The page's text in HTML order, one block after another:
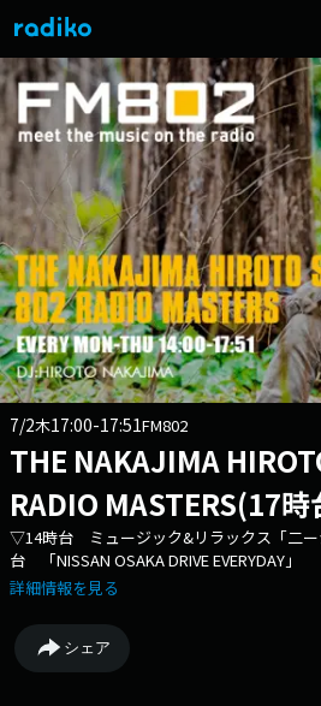
7/2木17:00-17:51FM802
THE NAKAJIMA
RADIO MASTERS(17時
▽14時台 ミュージック&リラックス「
台 「NISSAN OSAKA DRIVE
ラキ)」木曜日は、アルバム！ 「モレ
あなたのメッセージとリクエストを大募集
passion ステッカー & お食事券のプレゼン
な餃子の王将のメニューも一緒に送っ
詳細情報を見る
シェア